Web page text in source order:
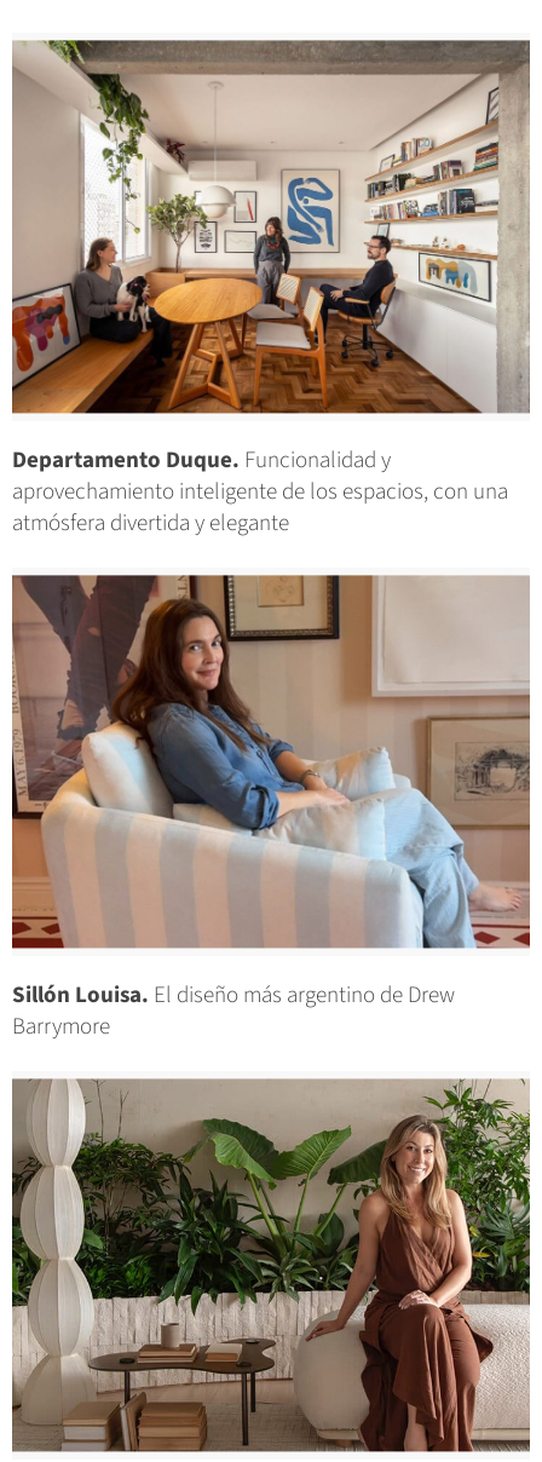
Departamento Duque. Funcionalidad y
aprovechamiento inteligente de los espacios, con una
atmósfera divertida y elegante
Sillón Louisa. El diseño más argentino de Drew
Barrymore